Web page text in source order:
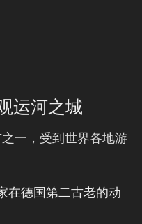
运河之城
一，受到世界各地游
在德国第二古老的动